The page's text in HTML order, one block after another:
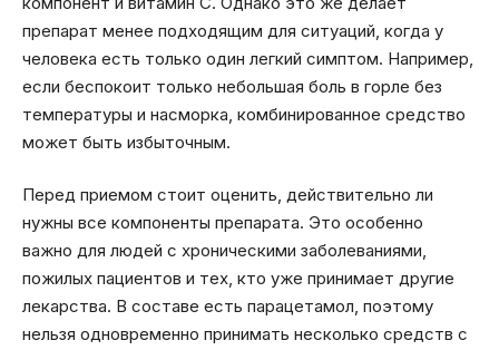
препарат менее подходящим для ситуаций, когда у
человека есть только один легкий симптом. Например,
если беспокоит только небольшая боль в горле без
температуры и насморка, комбинированное средство
может быть избыточным.
Перед приемом стоит оценить, действительно ли
нужны все компоненты препарата. Это особенно
важно для людей с хроническими заболеваниями,
пожилых пациентов и тех, кто уже принимает другие
лекарства. В составе есть парацетамол, поэтому
нельзя одновременно принимать несколько средств с